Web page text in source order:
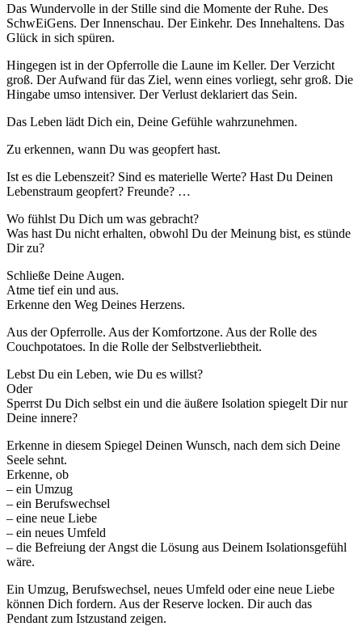
Das Wundervolle in der Stille sind die Momente der Ruhe. Des
SchwEiGens. Der Innenschau. Der Einkehr. Des Innehaltens. Das
Glück in sich spüren.
Hingegen ist in der Opferrolle die Laune im Keller. Der Verzicht
groß. Der Aufwand für das Ziel, wenn eines vorliegt, sehr groß. Die
Hingabe umso intensiver. Der Verlust deklariert das Sein.
Das Leben lädt Dich ein, Deine Gefühle wahrzunehmen.
Zu erkennen, wann Du was geopfert hast.
Ist es die Lebenszeit? Sind es materielle Werte? Hast Du Deinen
Lebenstraum geopfert? Freunde? …
Wo fühlst Du Dich um was gebracht?
Was hast Du nicht erhalten, obwohl Du der Meinung bist, es stünde
Dir zu?
Schließe Deine Augen.
Atme tief ein und aus.
Erkenne den Weg Deines Herzens.
Aus der Opferrolle. Aus der Komfortzone. Aus der Rolle des
Couchpotatoes. In die Rolle der Selbstverliebtheit.
Lebst Du ein Leben, wie Du es willst?
Oder
Sperrst Du Dich selbst ein und die äußere Isolation spiegelt Dir nur
Deine innere?
Erkenne in diesem Spiegel Deinen Wunsch, nach dem sich Deine
Seele sehnt.
Erkenne, ob
– ein Umzug
– ein Berufswechsel
– eine neue Liebe
– ein neues Umfeld
– die Befreiung der Angst die Lösung aus Deinem Isolationsgefühl
wäre.
Ein Umzug, Berufswechsel, neues Umfeld oder eine neue Liebe
können Dich fordern. Aus der Reserve locken. Dir auch das
Pendant zum Istzustand zeigen.